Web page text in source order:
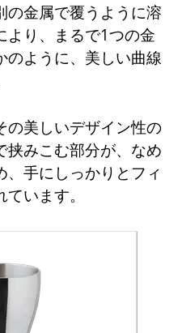
の金属で覆うように溶
より、まるで1つの金
のように、美しい曲線
の美しいデザイン性の
挟みこむ部分が、なめ
、手にしっかりとフィ
います。